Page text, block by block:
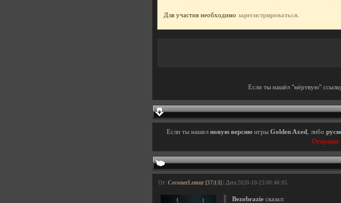
Для участия необходимо зарегистрироваться
Если ты нашёл "мёртвую"
Если ты нашел новую версию игры Golden Axed , либо
Отправка
От: CoronerLemur [37|13] | Дата 2020-10-23 00:46:05
Bezobrazie сказал: